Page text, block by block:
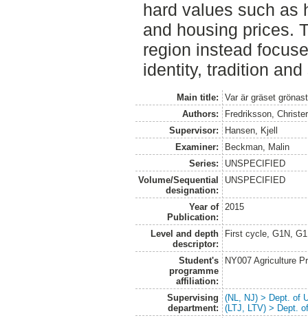
hard values such as
and housing prices.
region instead
identity, tradition
Main title:
Var är gräset
Authors:
Fredriksson, Christer
Supervisor:
Hansen, Kjell
Examiner:
Beckman, Malin
Series:
UNSPECIFIED
Volume/Sequential
designation:
UNSPECIFIED
Year of
Publication:
2015
Level and depth
descriptor:
First cycle, G1N,
Student's
programme
affiliation:
NY007 Agriculture
Supervising
department:
(NL, NJ) > Dept. of
(LTJ, LTV) > Dept.